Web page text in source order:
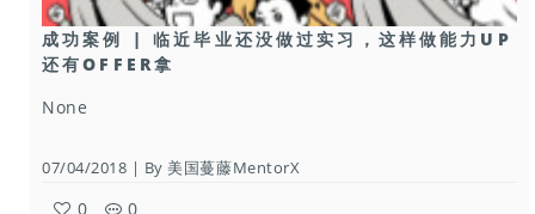
成功案例 | 临近毕业还没做过实习，这样做能力UP
还有OFFER拿
None
07/04/2018 | By 美国蔓藤MentorX
0 0